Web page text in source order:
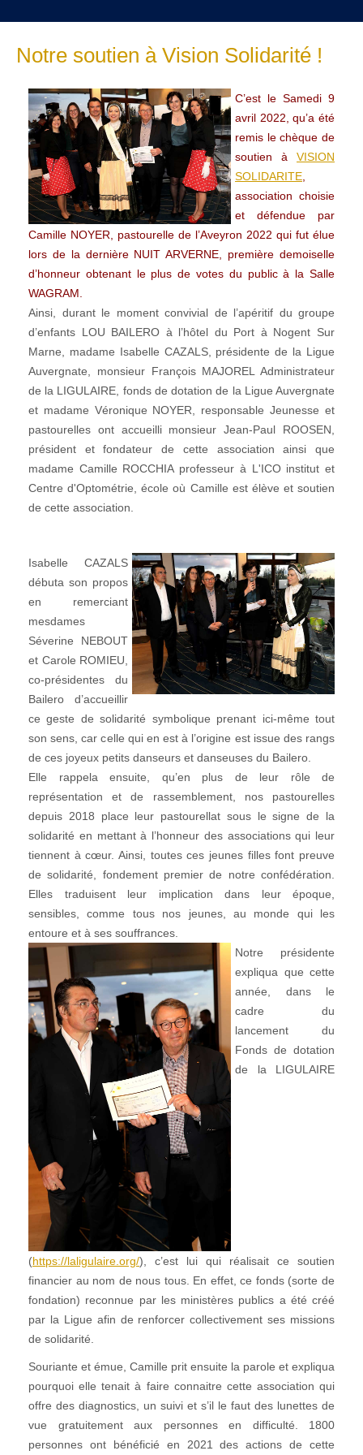
Notre soutien à Vision Solidarité !
C’est le Samedi 9
avril 2022, qu’a été
remis le chèque de
soutien à VISION
SOLIDARITE
association choisie
et défendue par
Camille NOYER, pastourelle de l’Aveyron 2022 qui fut élue
lors de la dernière NUIT ARVERNE, première demoiselle
d’honneur obtenant le plus de votes du public à la Salle
WAGRAM.
Ainsi, durant le moment convivial de l’apéritif du groupe
d’enfants LOU BAILERO à l’hôtel du Port à Nogent Sur
Marne, madame Isabelle CAZALS, présidente de la Ligue
Auvergnate, monsieur François MAJOREL Administrateur
de la LIGULAIRE, fonds de dotation de la Ligue Auvergnate
et madame Véronique NOYER, responsable Jeunesse et
pastourelles ont accueilli monsieur Jean-Paul ROOSEN,
président et fondateur de cette association ainsi que
madame Camille ROCCHIA professeur à L'ICO institut et
Centre d'Optométrie, école où Camille est élève et soutien
de cette association.
Isabelle CAZALS
débuta son propos
en remerciant
mesdames
Séverine NEBOUT
et Carole ROMIEU,
co-présidentes du
Bailero d’accueillir
ce geste de solidarité symbolique prenant ici-même tout
son sens, car celle qui en est à l’origine est issue des rangs
de ces joyeux petits danseurs et danseuses du Bailero.
Elle rappela ensuite, qu’en plus de leur rôle de
représentation et de rassemblement, nos pastourelles
depuis 2018 place leur pastourellat sous le signe de la
solidarité en mettant à l’honneur des associations qui leur
tiennent à cœur. Ainsi, toutes ces jeunes filles font preuve
de solidarité, fondement premier de notre confédération.
Elles traduisent leur implication dans leur époque,
sensibles, comme tous nos jeunes, au monde qui les
entoure et à ses souffrances.
Notre présidente
expliqua que cette
année, dans le
cadre du
lancement du
Fonds de dotation
de la LIGULAIRE
(https://laligulaire.org/), c’est lui qui réalisait ce soutien
financier au nom de nous tous. En effet, ce fonds (sorte de
fondation) reconnue par les ministères publics a été créé
par la Ligue afin de renforcer collectivement ses missions
de solidarité.
Souriante et émue, Camille prit ensuite la parole et expliqua
pourquoi elle tenait à faire connaitre cette association qui
offre des diagnostics, un suivi et s’il le faut des lunettes de
vue gratuitement aux personnes en difficulté. 1800
personnes ont bénéficié en 2021 des actions de cette